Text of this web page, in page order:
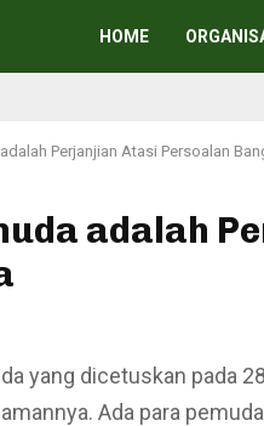
HOME
Perjanjian Atasi Persoalan
adalah
yang dicetuskan pada
Ada para